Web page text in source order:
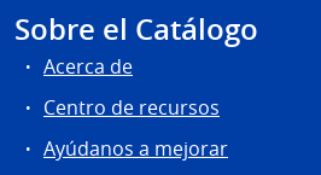
Sobre el Catálogo
Acerca de
Centro de recursos
Ayúdanos a mejorar